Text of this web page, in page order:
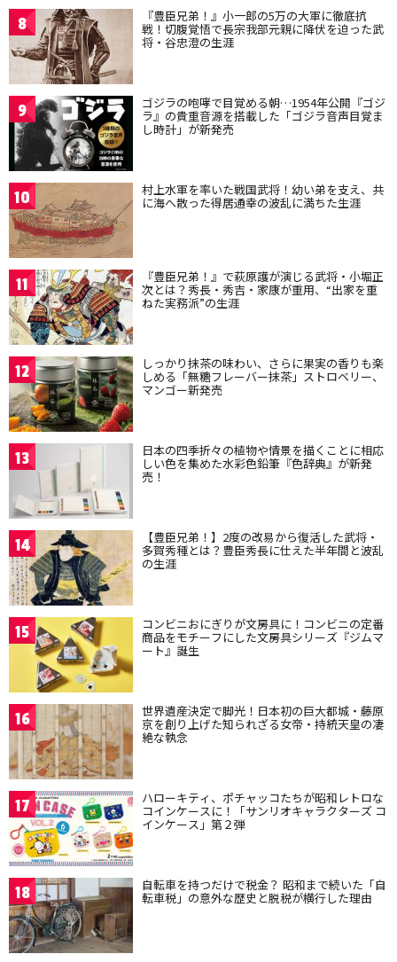
8 『豊臣兄弟！』小一郎の5万の大軍に徹底抗
戦！切腹覚悟で長宗我部元親に降伏を迫った武
将・谷忠澄の生涯
9 ゴジラの咆哮で目覚める朝…1954年公開『ゴジ
ラ』の貴重音源を搭載した「ゴジラ音声目覚ま
し時計」が新発売
10 村上水軍を率いた戦国武将！幼い弟を支え、共
に海へ散った得居通幸の波乱に満ちた生涯
11 『豊臣兄弟！』で萩原護が演じる武将・小堀正
次とは？秀長・秀吉・家康が重用、“出家を重
ねた実務派”の生涯
12 しっかり抹茶の味わい、さらに果実の香りも楽
しめる「無糖フレーバー抹茶」ストロベリー、
マンゴー新発売
13 日本の四季折々の植物や情景を描くことに相応
しい色を集めた水彩色鉛筆『色辞典』が新発
売！
14 【豊臣兄弟！】2度の改易から復活した武将・
多賀秀種とは？豊臣秀長に仕えた半年間と波乱
の生涯
15 コンビニおにぎりが文房具に！コンビニの定番
商品をモチーフにした文房具シリーズ『ジムマ
ート』誕生
16 世界遺産決定で脚光！日本初の巨大都城・藤原
京を創り上げた知られざる女帝・持統天皇の凄
絶な執念
17 ハローキティ、ポチャッコたちが昭和レトロな
コインケースに！「サンリオキャラクターズ コ
インケース」第２弾
18 自転車を持つだけで税金？ 昭和まで続いた「自
転車税」の意外な歴史と脱税が横行した理由